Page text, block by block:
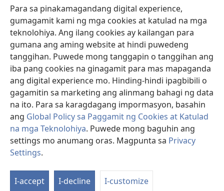
Para sa pinakamagandang digital experience,
gumagamit kami ng mga cookies at katulad na mga
teknolohiya. Ang ilang cookies ay kailangan para
gumana ang aming website at hindi puwedeng
tanggihan. Puwede mong tanggapin o tanggihan ang
iba pang cookies na ginagamit para mas mapaganda
ang digital experience mo. Hinding-hindi ipagbibili o
gagamitin sa marketing ang alinmang bahagi ng data
na ito. Para sa karagdagang impormasyon, basahin
ang Global Policy sa Paggamit ng Cookies at Katulad
na mga Teknolohiya. Puwede mong baguhin ang
settings mo anumang oras. Magpunta sa Privacy
Settings.
I-accept I-decline I-customize
na
window)
Watchtower ONLINE LIBRARY™
(may
bubukas
na
bagong
window)
JW Hub®
(may
bubukas
na
bagong
window)
JW Library
Watchtower Library ®
Copyright© 2026 Watch Tower Bible and Tract Society of Pennsylvania.
KASUNDUAN SA PAGGAMIT|PRIVACY POLICY|PRIVACY SETTINGS